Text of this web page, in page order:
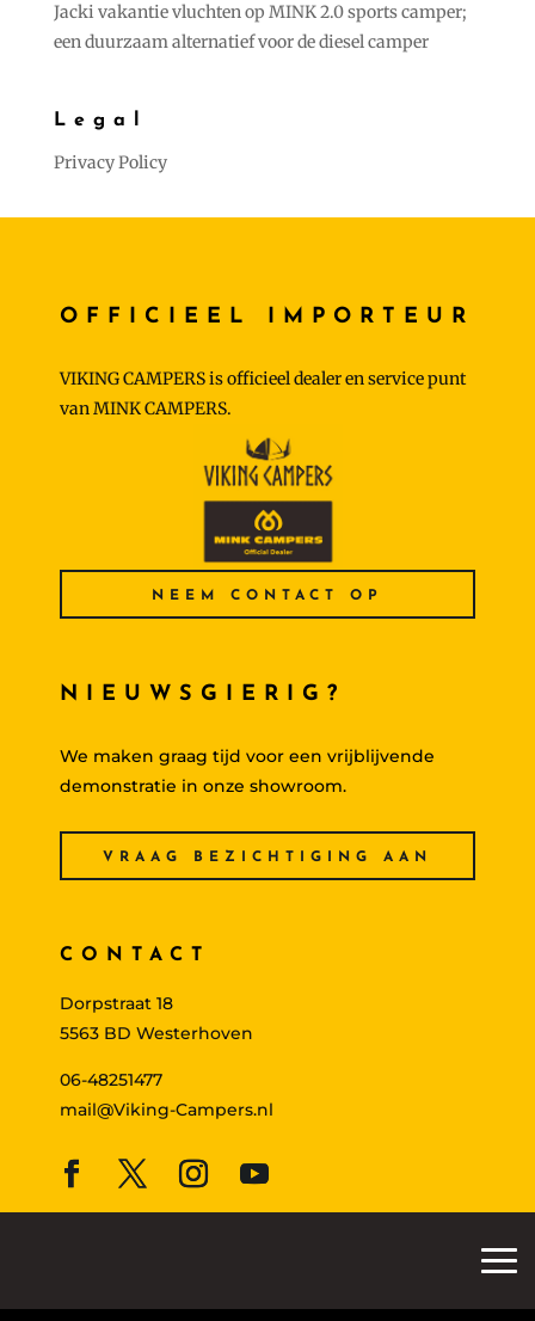
Jacki vakantie vluchtenop MINK 2.0 sports camper;
een duurzaam alternatief voor de diesel camper
Legal
Privacy Policy
OFFICIEEL IMPORTEUR
VIKING CAMPERS is officieel dealer en service punt
van MINK CAMPERS.
NEEM CONTACT OP
NIEUWSGIERIG?
We maken graag tijd voor een vrijblijvende
demonstratie in onze showroom.
VRAAG BEZICHTIGING AAN
CONTACT
Dorpstraat 18
5563 BD Westerhoven
06-48251477
mail@Viking-Campers.nl